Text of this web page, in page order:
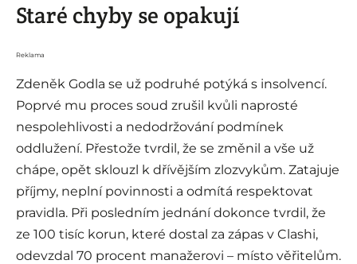
Staré chyby se opakují
Reklama
Zdeněk Godla se už podruhé potýká s insolvencí.
Poprvé mu proces soud zrušil kvůli naprosté
nespolehlivosti a nedodržování podmínek
oddlužení. Přestože tvrdil, že se změnil a vše už
chápe, opět sklouzl k dřívějším zlozvykům. Zatajuje
příjmy, neplní povinnosti a odmítá respektovat
pravidla. Při posledním jednání dokonce tvrdil, že
ze 100 tisíc korun, které dostal za zápas v Clashi,
odevzdal 70 procent manažerovi – místo věřitelům.